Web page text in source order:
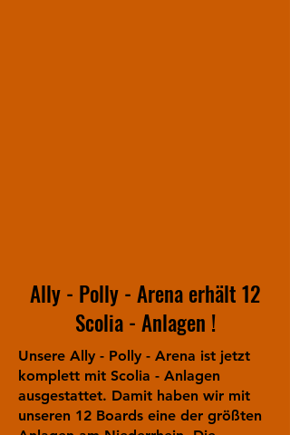
Ally - Polly - Arena erhält 12
Scolia - Anlagen !
Unsere Ally - Polly - Arena ist jetzt
komplett mit Scolia - Anlagen
ausgestattet. Damit haben wir mit
unseren 12 Boards eine der größten